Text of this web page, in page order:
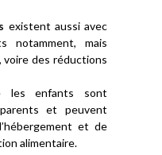
existent aussi avec
notamment, mais
voire des réductions
les enfants sont
et peuvent
et de
alimentaire.